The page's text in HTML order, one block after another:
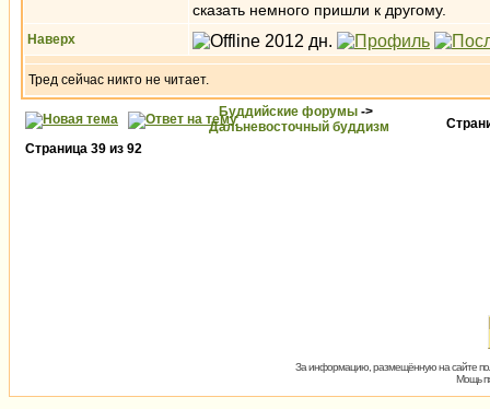
сказать немного пришли к другому.
Наверх
Тред сейчас никто не читает.
Буддийские форумы ->
Дальневосточный буддизм
Страница 39 из 92
За информацию, размещённую на сайте
Мощь